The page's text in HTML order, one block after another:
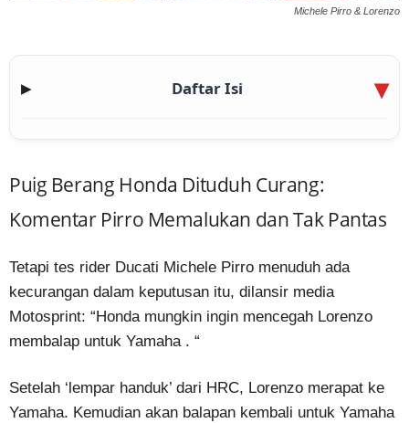
Michele Pirro & Lorenzo
▶ Daftar Isi
Puig Berang Honda Dituduh Curang:
Komentar Pirro Memalukan dan Tak Pantas
Tetapi tes rider Ducati Michele Pirro menuduh ada
kecurangan dalam keputusan itu, dilansir media
Motosprint: “Honda mungkin ingin mencegah Lorenzo
membalap untuk Yamaha . “
Setelah ‘lempar handuk’ dari HRC, Lorenzo merapat ke
Yamaha. Kemudian akan balapan kembali untuk Yamaha